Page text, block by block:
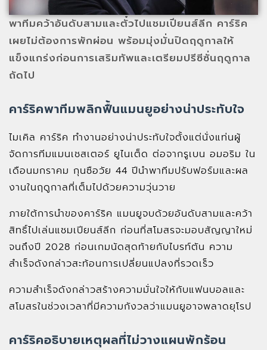
พาทีมคว้าอันดับสามและตั๋วไปแชมเปียนส์ลีก คาร์ริค
เผยไม่ต้องการพักผ่อน พร้อมมุ่งมั่นปิดฤดูกาลให้
แข็งแกร่งก่อนการเสริมทัพและเตรียมปรีซีซั่นฤดูกาล
ถัดไป
คาร์ริคพาทีมพลิกฟื้นแมนยูอย่างน่าประทับใจ
ไมเคิล คาร์ริค ทำงานอย่างน่าประทับใจตั้งแต่นั่งแท่นผู้
จัดการทีมแมนเชสเตอร์ ยูไนเต็ด ต่อจากรูเบน อมอริม ใน
เดือนมกราคม กุนซือวัย 44 ปีนำพาทีมปรับฟอร์มและผล
งานในฤดูกาลที่เต็มไปด้วยความวุ่นวาย
ภายใต้การนำของคาร์ริค แมนยูจบด้วยอันดับสามและคว้า
สิทธิ์ไปเล่นแชมเปียนส์ลีก ก่อนที่สโมสรจะมอบสัญญาใหม่
จนถึงปี 2028 ก่อนเกมนัดสุดท้ายกับไบรท์ตัน ความ
สำเร็จดังกล่าวสะท้อนการเปลี่ยนแปลงที่รวดเร็ว
ความสำเร็จดังกล่าวสร้างความมั่นใจให้กับแฟนบอลและ
สโมสรในช่วงเวลาที่มีความกังวลว่าแมนยูอาจพลาดยุโรป
คาร์ริคอธิบายเหตุผลที่ไม่วางแผนพักร้อน